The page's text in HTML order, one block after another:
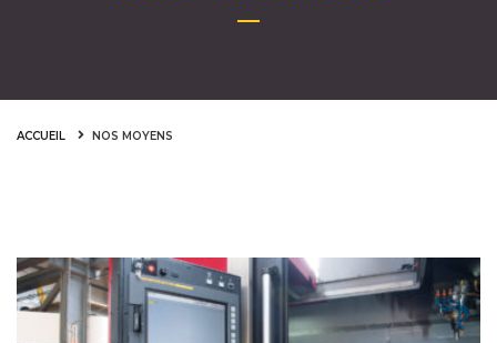
ACCUEIL NOS MOYENS